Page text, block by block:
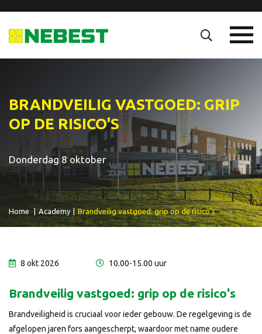
BRANDVEILIG VASTGOED: GRIP
OP DE RISICO'S
Donderdag 8 oktober
Home Academy Brandveilig vastgoed: grip op de risico’s
8 okt 2026 10.00-15.00 uur
Brandveilig vastgoed: grip op de risico's
Brandveiligheid is cruciaal voor ieder gebouw. De regelgeving is de
afgelopen jaren fors aangescherpt, waardoor met name oudere